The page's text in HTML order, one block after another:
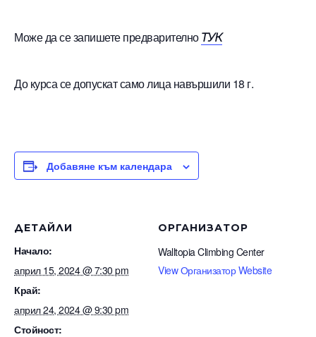
Може да се запишете предварително ТУК
До курса се допускат само лица навършили 18 г.
Добавяне към календара
ДЕТАЙЛИ
Начало:
април 15, 2024 @ 7:30 pm
Край:
април 24, 2024 @ 9:30 pm
Стойност:
ОРГАНИЗАТОР
Walltopia Climbing Center
View Организатор Website